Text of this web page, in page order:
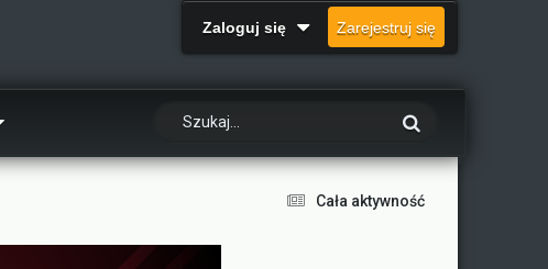
Zaloguj się Zarejestruj się
Cała aktywność